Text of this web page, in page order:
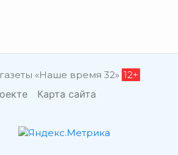
«Наше время 32» 12+
Карта сайта